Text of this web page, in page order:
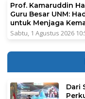
Prof. Kamaruddin
Guru Besar UNM:
untuk Menjaga
Sabtu, 1 Agustus 2026
Dari